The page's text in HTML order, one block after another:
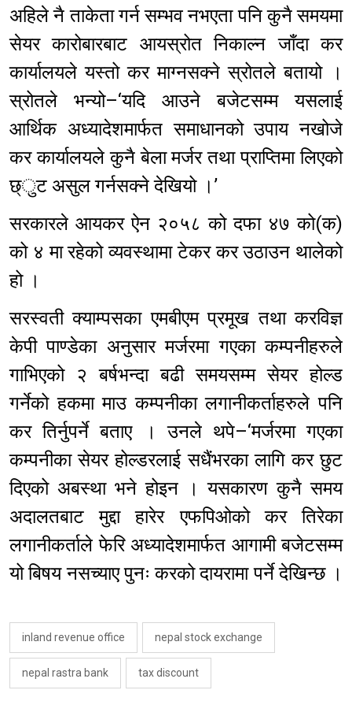
अहिले नै ताकेता गर्न सम्भव नभएता पनि कुनै समयमा
सेयर कारोबारबाट आयस्रोत निकाल्न जाँदा कर
कार्यालयले यस्तो कर माग्नसक्ने स्रोतले बतायो ।
स्रोतले भन्यो–‘यदि आउने बजेटसम्म यसलाई
आर्थिक अध्यादेशमार्फत समाधानको उपाय नखोजे
कर कार्यालयले कुनै बेला मर्जर तथा प्राप्तिमा लिएको
छ्ुट असुल गर्नसक्ने देखियो ।’
सरकारले आयकर ऐन २०५८ को दफा ४७ को(क)
को ४ मा रहेको व्यवस्थामा टेकर कर उठाउन थालेको
हो ।
सरस्वती क्याम्पसका एमबीएम प्रमूख तथा करविज्ञ
केपी पाण्डेका अनुसार मर्जरमा गएका कम्पनीहरुले
गाभिएको २ बर्षभन्दा बढी समयसम्म सेयर होल्ड
गर्नेको हकमा माउ कम्पनीका लगानीकर्ताहरुले पनि
कर तिर्नुपर्ने बताए । उनले थपे–‘मर्जरमा गएका
कम्पनीका सेयर होल्डरलाई सधैंभरका लागि कर छुट
दिएको अबस्था भने होइन । यसकारण कुनै समय
अदालतबाट मुद्दा हारेर एफपिओको कर तिरेका
लगानीकर्ताले फेरि अध्यादेशमार्फत आगामी बजेटसम्म
यो बिषय नसच्याए पुनः करको दायरामा पर्ने देखिन्छ ।
inland revenue office nepal stock exchange
nepal rastra bank tax discount